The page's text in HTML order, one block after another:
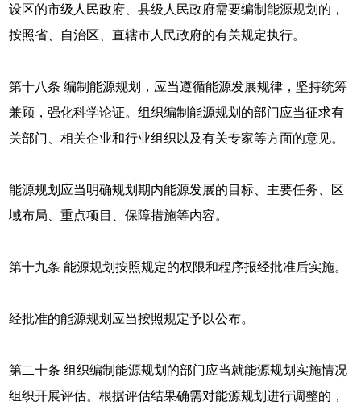
设区的市级人民政府、县级人民政府需要编制能源规划的，
按照省、自治区、直辖市人民政府的有关规定执行。
第十八条 编制能源规划，应当遵循能源发展规律，坚持统筹
兼顾，强化科学论证。组织编制能源规划的部门应当征求有
关部门、相关企业和行业组织以及有关专家等方面的意见。
能源规划应当明确规划期内能源发展的目标、主要任务、区
域布局、重点项目、保障措施等内容。
第十九条 能源规划按照规定的权限和程序报经批准后实施。
经批准的能源规划应当按照规定予以公布。
第二十条 组织编制能源规划的部门应当就能源规划实施情况
组织开展评估。根据评估结果确需对能源规划进行调整的，